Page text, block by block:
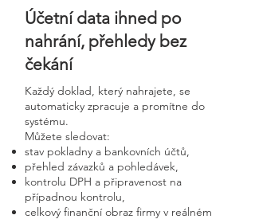
Účetní data ihned po
nahrání, přehledy bez
čekání
Každý doklad, který nahrajete, se
automaticky zpracuje a promítne do
systému.
Můžete sledovat:
stav pokladny a bankovních účtů,
přehled závazků a pohledávek,
kontrolu DPH a připravenost na
případnou kontrolu,
celkový finanční obraz firmy v reálném